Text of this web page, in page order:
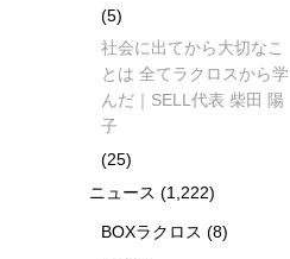
(5)
社会に出てから大切なこ
とは 全てラクロスから学
んだ｜SELL代表 柴田 陽
子
(25)
ニュース (1,222)
BOXラクロス (8)